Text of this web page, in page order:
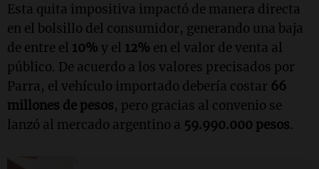
Esta quita impositiva impactó de manera directa
en el bolsillo del consumidor, generando una baja
de entre el 10% y el 12% en el valor de venta al
público. De acuerdo a los valores precisados por
Parra, el vehículo importado debería costar 66
millones de pesos, pero gracias al convenio se
lanzó al mercado argentino a 59.990.000 pesos.